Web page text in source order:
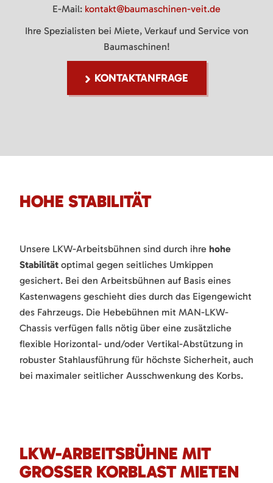
E-Mail: kontakt@baumaschinen-veit.de
Ihre Spezialisten bei Miete, Verkauf und Service von
Baumaschinen!
KONTAKTANFRAGE
HOHE STABILITÄT
Unsere LKW-Arbeitsbühnen sind durch ihre hohe
Stabilität optimal gegen seitliches Umkippen
gesichert. Bei den Arbeitsbühnen auf Basis eines
Kastenwagens geschieht dies durch das Eigengewicht
des Fahrzeugs. Die Hebebühnen mit MAN-LKW-
Chassis verfügen falls nötig über eine zusätzliche
flexible Horizontal- und/oder Vertikal-Abstützung in
robuster Stahlausführung für höchste Sicherheit, auch
bei maximaler seitlicher Ausschwenkung des Korbs.
LKW-ARBEITSBÜHNE MIT
GROSSER KORBLAST MIETEN